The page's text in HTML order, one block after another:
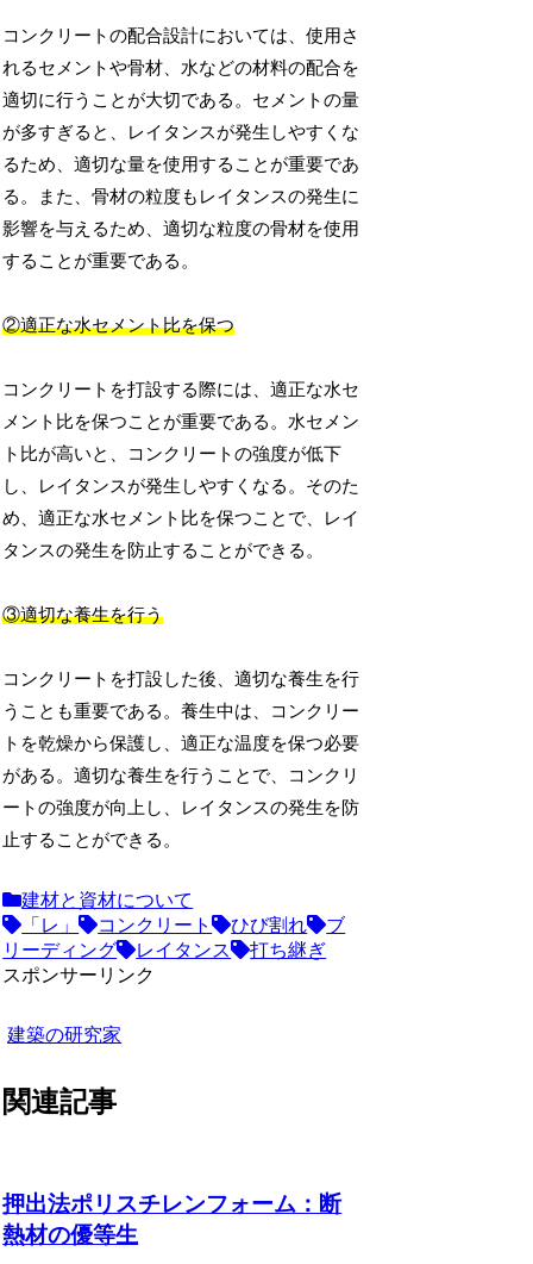
コンクリートの配合設計においては、使用さ
れるセメントや骨材、水などの材料の配合を
適切に行うことが大切である。セメントの量
が多すぎると、レイタンスが発生しやすくな
るため、適切な量を使用することが重要であ
る。また、骨材の粒度もレイタンスの発生に
影響を与えるため、適切な粒度の骨材を使用
することが重要である。
②適正な水セメント比を保つ
コンクリートを打設する際には、適正な水セ
メント比を保つことが重要である。水セメン
ト比が高いと、コンクリートの強度が低下
し、レイタンスが発生しやすくなる。そのた
め、適正な水セメント比を保つことで、レイ
タンスの発生を防止することができる。
③適切な養生を行う
コンクリートを打設した後、適切な養生を行
うことも重要である。養生中は、コンクリー
トを乾燥から保護し、適正な温度を保つ必要
がある。適切な養生を行うことで、コンクリ
ートの強度が向上し、レイタンスの発生を防
止することができる。
建材と資材について
「レ」
コンクリート ひび割れ
ブ
リーディング
レイタンス
打ち継ぎ
スポンサーリンク
建築の研究家
関連記事
押出法ポリスチレンフォーム：断
熱材の優等生